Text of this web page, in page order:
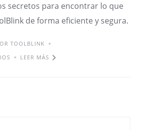
secretos para encontrar lo que
de forma eficiente y segura.
TOOLBLINK
LEER MÁS